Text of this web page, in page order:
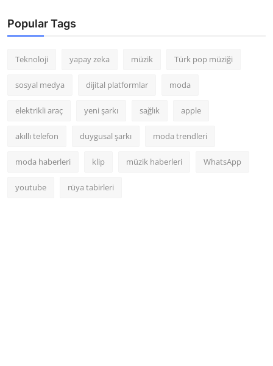
Popular Tags
Teknoloji yapay zeka müzik Türk pop müziği
sosyal medya dijital platformlar moda
elektrikli araç yeni şarkı sağlık apple
akıllı telefon duygusal şarkı moda trendleri
moda haberleri klip müzik haberleri WhatsApp
youtube rüya tabirleri